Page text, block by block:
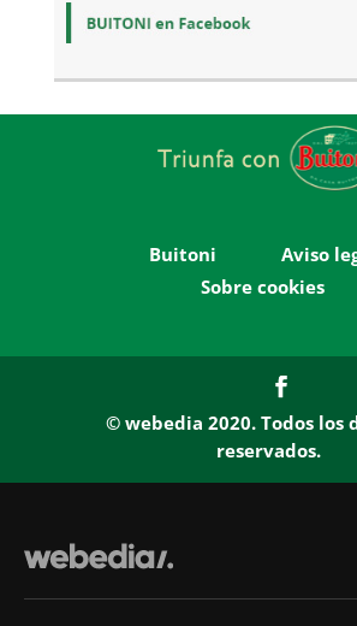
Buitoni
Aviso
Sobre cookies
© webedia 2020. Todos los
reservados.